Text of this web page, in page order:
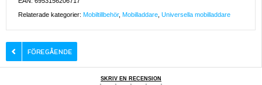
Relaterade kategorier: Mobiltillbehör, Mobilladdare Universella mobilladdare
SKRIV EN RECENSION